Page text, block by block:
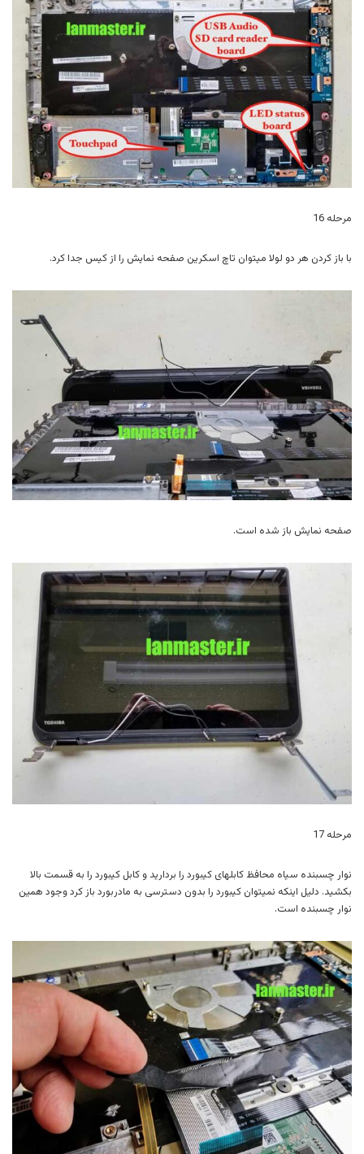
مرحله 16
با باز کردن هر دو لولا میتوان تاچ اسکرین صفحه نمایش را از کیس جدا کرد.
صفحه نمایش باز شده است.
مرحله 17
نوار چسبنده سیاه محافظ کابلهای کیبورد را بردارید و کابل کیبورد را به قسمت بالا
بکشید. دلیل اینکه نمیتوان کیبورد را بدون دسترسی به مادربورد باز کرد وجود همین
نوار چسبنده است.